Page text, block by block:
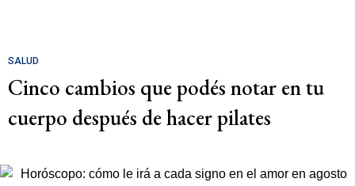
SALUD
Cinco cambios que podés notar en tu
cuerpo después de hacer pilates